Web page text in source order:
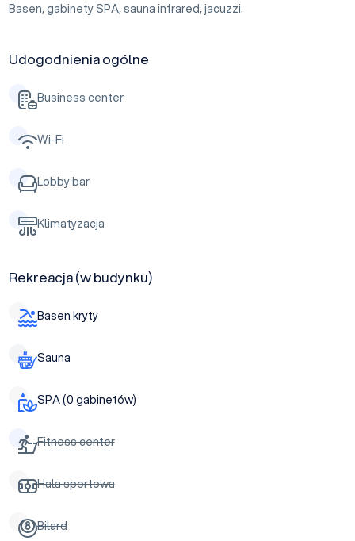
Basen, gabinety SPA, sauna infrared, jacuzzi.
Udogodnienia ogólne
Business center
Wi-Fi
Lobby bar
Klimatyzacja
Rekreacja (w budynku)
Basen kryty
Sauna
SPA (0 gabinetów)
Fitness center
Hala sportowa
Bilard